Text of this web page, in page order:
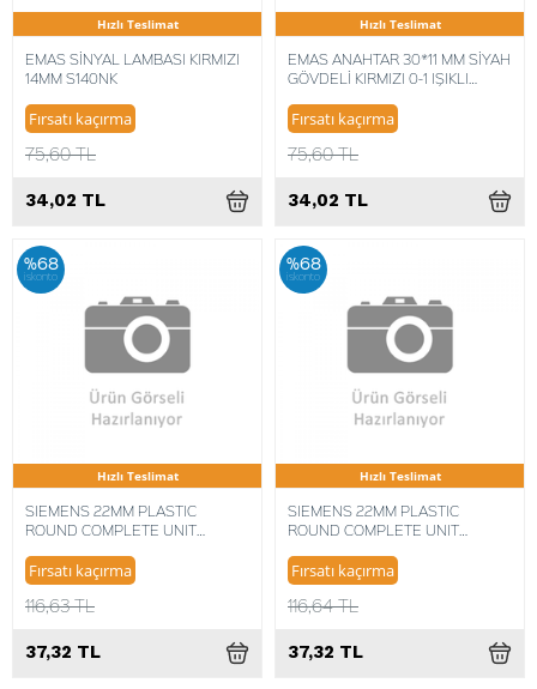
Hızlı Teslimat
EMAS SİNYAL LAMBASI KIRMIZI
14MM S140NK
Fırsatı kaçırma
75,60 TL
34,02 TL
Hızlı Teslimat
EMAS ANAHTAR 30*11 MM SİYAH
GÖVDELİ KIRMIZI 0-1 IŞIKLI
Fırsatı kaçırma
75,60 TL
34,02 TL
%68
iskonto
Hızlı Teslimat
SIEMENS 22MM PLASTIC
ROUND COMPLETE UNIT
Fırsatı kaçırma
116,63 TL
37,32 TL
%68
iskonto
Hızlı Teslimat
SIEMENS 22MM PLASTIC
ROUND COMPLETE UNIT
Fırsatı kaçırma
116,64 TL
37,32 TL